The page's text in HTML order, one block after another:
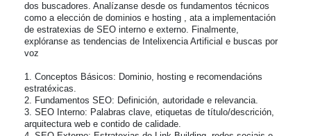
dos buscadores. Analízanse desde os fundamentos técnicos
como a elección de dominios e hosting , ata a implementación
de estratexias de SEO interno e externo. Finalmente,
explóranse as tendencias de Intelixencia Artificial e buscas por
voz
1. Conceptos Básicos: Dominio, hosting e recomendacións
estratéxicas.
2. Fundamentos SEO: Definición, autoridade e relevancia.
3. SEO Interno: Palabras clave, etiquetas de título/descrición,
arquitectura web e contido de calidade.